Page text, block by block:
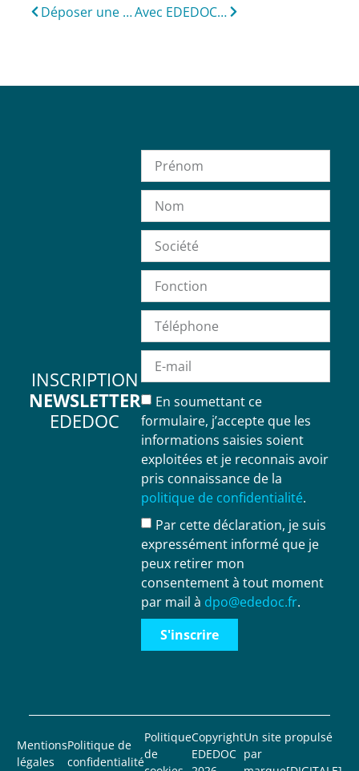
Déposer une facture sur le portail Chorus Pro
Avec EDEDOC, c’est simple et rapide: 7 secondes suffisent pour envoyer un bulletin de paie !
INSCRIPTION
NEWSLETTER
EDEDOC
En soumettant ce
formulaire, j’accepte que les
informations saisies soient
exploitées et je reconnais avoir
pris connaissance de la
politique de confidentialité.
Par cette déclaration, je suis
expressément informé que je
peux retirer mon
consentement à tout moment
par mail à dpo@ededoc.fr.
S'inscrire
Mentions
légales
Politique de
confidentialité
Politique
de
Copyright
EDEDOC
Un site propulsé
par